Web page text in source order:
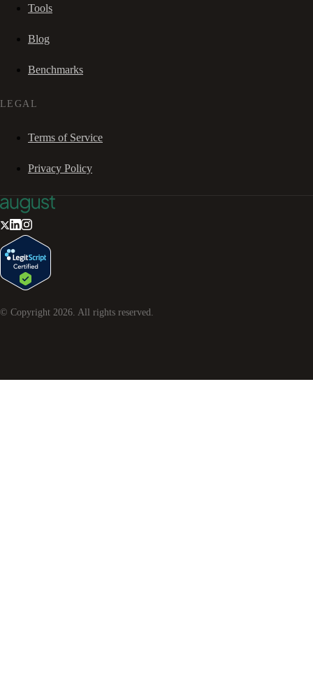
Tools
Blog
Benchmarks
LEGAL
Terms of Service
Privacy Policy
© Copyright 2026. All rights reserved.